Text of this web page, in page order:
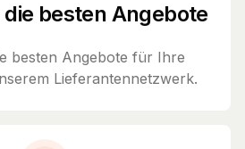
die besten Angebote
besten Angebote für Ihre
Lieferantennetzwerk.